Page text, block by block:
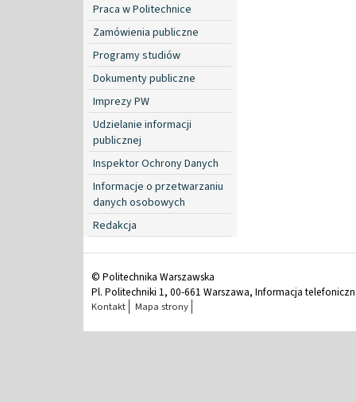
Praca w Politechnice
Zamówienia publiczne
Programy studiów
Dokumenty publiczne
Imprezy PW
Udzielanie informacji
publicznej
Inspektor Ochrony Danych
Informacje o przetwarzaniu
danych osobowych
Redakcja
© Politechnika Warszawska
Pl. Politechniki 1, 00-661 Warszawa, Informacja
Kontakt Mapa strony